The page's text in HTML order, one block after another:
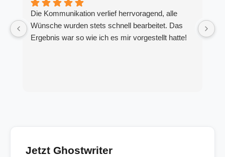
Die Kommunikation verlief herrvoragend, alle
Wünsche wurden stets schnell bearbeitet. Das
Ergebnis war so wie ich es mir vorgestellt hatte!
Jetzt Ghostwriter